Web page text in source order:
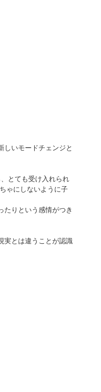
いモードチェンジと
とても受け入れられ
ゃにしないように子
りという感情がつき
実とは違うことが認識